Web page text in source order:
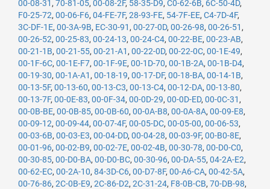
00-08-31 , 70-81-05, 00-08-2F, 58-35-D9, C0-62-6B, 6C-50-4D,
F0-25-72, 00-06-F6, 04-FE-7F, 28-93-FE, 54-7F-EE, C4-7D-4F,
3C-DF-1E, 00-3A-9B, EC-30-91 , 00-27-0D, 00-26-98, 00-26-51 ,
00-26-52, 00-25-83, 00-24-13, 00-24-C4, 00-22-BE, 00-23-AB,
00-21-1B, 00-21-55, 00-21-A1 , 00-22-0D, 00-22-0C, 00-1E-49,
00-1F-6C, 00-1E-F7, 00-1F-9E, 00-1D-70, 00-1B-2A, 00-1B-D4,
00-19-30, 00-1A-A1 , 00-18-19, 00-17-DF, 00-18-BA, 00-14-1B,
00-13-5F, 00-13-60, 00-13-C3, 00-13-C4, 00-12-DA, 00-13-80,
00-13-7F, 00-0E-83, 00-0F-34, 00-0D-29, 00-0D-ED, 00-0C-31 ,
00-0B-BE, 00-0B-85, 00-0B-60, 00-0A-B8, 00-0A-8A, 00-09-E8,
00-09-12, 00-09-44, 00-07-4F, 00-05-DC, 00-05-00, 00-06-53,
00-03-6B, 00-03-E3, 00-04-DD, 00-04-28, 00-03-9F, 00-B0-8E,
00-01-96, 00-02-B9, 00-02-7E, 00-02-4B, 00-30-78, 00-D0-C0,
00-30-85, 00-D0-BA, 00-D0-BC, 00-30-96, 00-DA-55, 04-2A-E2,
00-62-EC, 00-2A-10, 84-3D-C6, 00-D7-8F, 00-A6-CA, 00-42-5A,
00-76-86, 2C-0B-E9, 2C-86-D2, 2C-31-24, F8-0B-CB, 70-DB-98,